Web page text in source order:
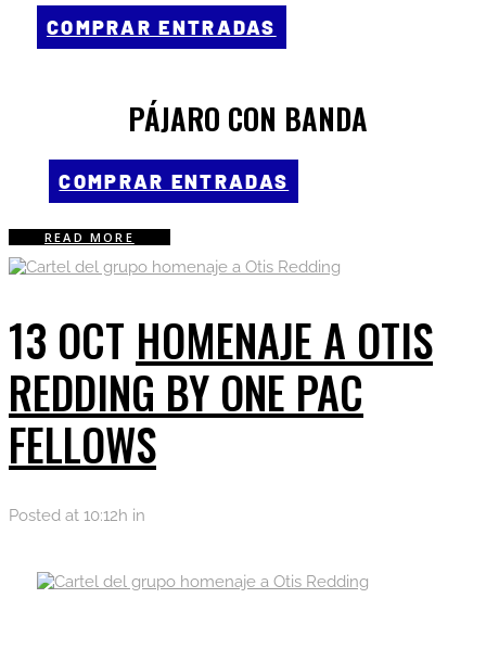
COMPRAR ENTRADAS
PÁJARO CON BANDA
COMPRAR ENTRADAS
READ MORE
13 OCT HOMENAJE A OTIS
REDDING BY ONE PAC
FELLOWS
Posted at 10:12h in